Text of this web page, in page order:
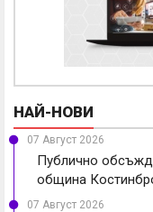
НАЙ-НОВИ
07 Август 2026
Публично
община
07 Август 2026